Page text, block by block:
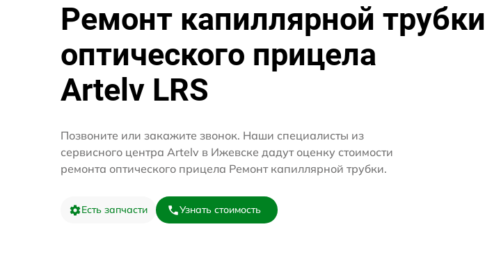
Ремонт капиллярной трубки
оптического прицела
Artelv LRS
Позвоните или закажите звонок. Наши специалисты из
сервисного центра Artelv в Ижевске дадут оценку стоимости
ремонта оптического прицела Ремонт капиллярной трубки.
Есть запчасти Узнать стоимость